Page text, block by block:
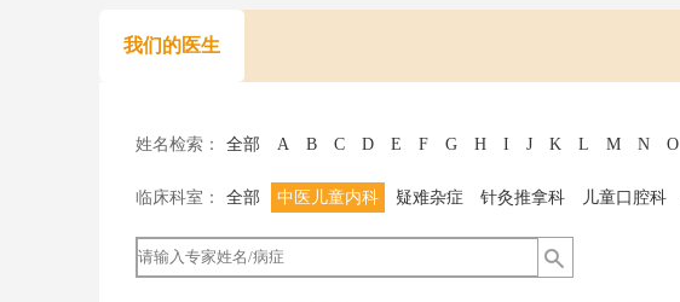
我们的医生
姓名检索： 全部 A B C D E F G H I J K L M N O
临床科室： 全部 中医儿童内科 疑难杂症 针灸推拿科 儿童口腔科